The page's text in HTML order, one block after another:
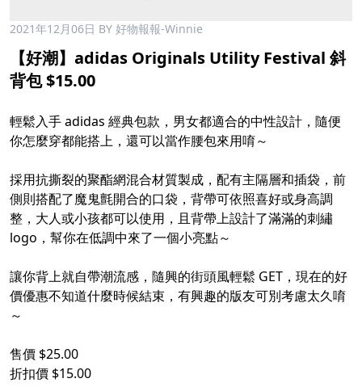
2021年12月06日 BY 好物報報-Winnie
【好潮】adidas Originals Utility Festival 斜
背包 $15.00
輕鬆入手 adidas 經典包款，男女都適合的中性設計，隨便
你怎麼穿都能搭上，還可以當作腰包來用唷～
採用抗撕裂的聚酯網混合材質製成，配有主隔層和插袋，前
側則搭配了魔鬼氈開合的口袋，背帶可依照喜好或身高調
整，大人或小孩都可以使用，且背帶上設計了滿滿的刺繡
logo，幫你在低調中來了一個小亮點～
讓你背上就自帶潮流感，隨興的街頭風輕鬆 GET，現在的好
價優惠不知道什麼時候結束，有興趣的版友可別考慮太久唷
～
售價 $25.00
折扣價 $15.00